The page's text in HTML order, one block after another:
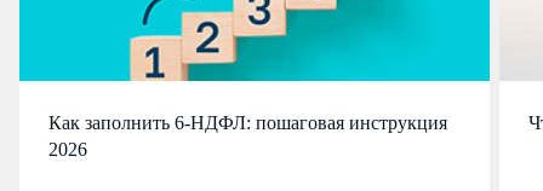
Как заполнить 6-НДФЛ: пошаговая инструкция
2026